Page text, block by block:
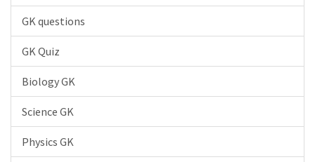
GK questions
GK Quiz
Biology GK
Science GK
Physics GK